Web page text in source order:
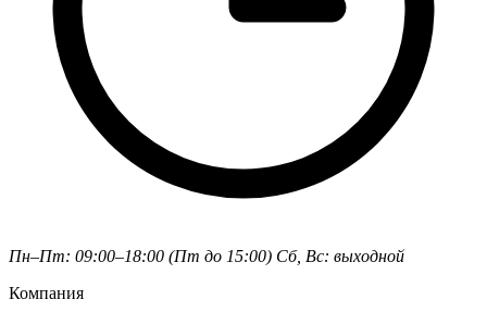
Пн–Пт: 09:00–18:00 (Пт до 15:00) Сб, Вс: выходной
Компания